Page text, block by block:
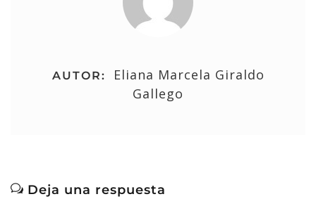
AUTOR:
Eliana Marcela Giraldo
Gallego
Deja una respuesta